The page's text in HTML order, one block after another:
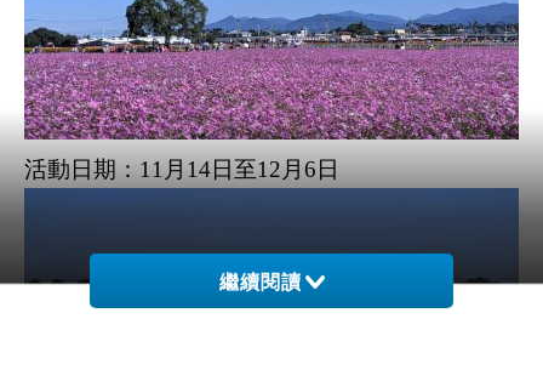
活動日期：11月14日至12月6日
繼續閱讀